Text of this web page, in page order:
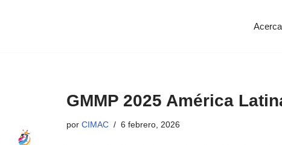
GMMP 2025 América
por CIMAC 6 febrero, 2026